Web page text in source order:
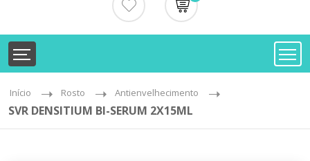
Início Rosto Antienvelhecimento
SVR DENSITIUM BI-SERUM 2X15ML